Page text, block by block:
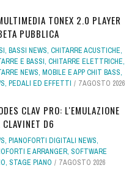
TONEX 2.0 PLAYER
PUBBLICA
, BASSI NEWS, CHITARRE ACUSTICHE,
E BASSI, CHITARRE ELETTRICHE,
NEWS, MOBILE E APP CHIT BASS,
, PEDALI ED EFFETTI 7 AGOSTO 2026
CLAV PRO: L'EMULAZIONE
CLAVINET D6
, PIANOFORTI DIGITALI NEWS,
E ARRANGER, SOFTWARE
, STAGE PIANO 7 AGOSTO 2026